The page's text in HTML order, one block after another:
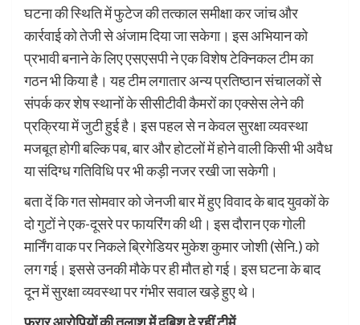
घटना की स्थिति में फुटेज की तत्काल समीक्षा कर जांच और
कार्रवाई को तेजी से अंजाम दिया जा सकेगा। इस अभियान को
प्रभावी बनाने के लिए एसएसपी ने एक विशेष टेक्निकल टीम का
गठन भी किया है। यह टीम लगातार अन्य प्रतिष्ठान संचालकों से
संपर्क कर शेष स्थानों के सीसीटीवी कैमरों का एक्सेस लेने की
प्रक्रिया में जुटी हुई है। इस पहल से न केवल सुरक्षा व्यवस्था
मजबूत होगी बल्कि पब, बार और होटलों में होने वाली किसी भी अवैध
या संदिग्ध गतिविधि पर भी कड़ी नजर रखी जा सकेगी।
बता दें कि गत सोमवार को जेनजी बार में हुए विवाद के बाद युवकों के
दो गुटों ने एक-दूसरे पर फायरिंग की थी। इस दौरान एक गोली
मार्निंग वाक पर निकले ब्रिगेडियर मुकेश कुमार जोशी (सेनि.) को
लग गई। इससे उनकी मौके पर ही मौत हो गई। इस घटना के बाद
दून में सुरक्षा व्यवस्था पर गंभीर सवाल खड़े हुए थे।